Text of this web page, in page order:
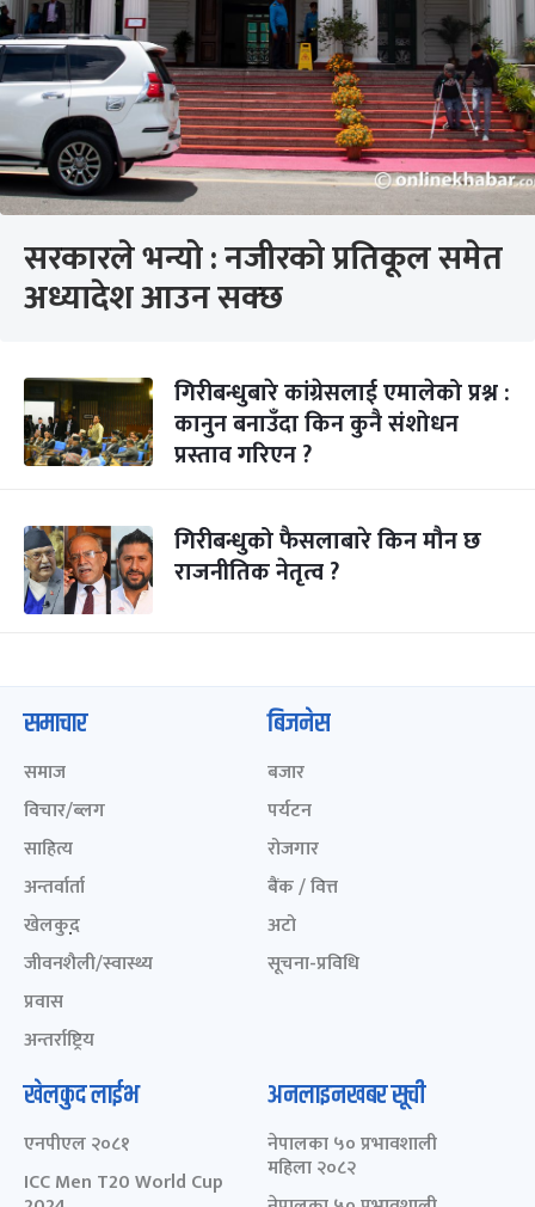
सरकारले भन्यो : नजीरको प्रतिकूल समेत
अध्यादेश आउन सक्छ
गिरीबन्धुबारे कांग्रेसलाई एमालेको प्रश्न :
कानुन बनाउँदा किन कुनै संशोधन
प्रस्ताव गरिएन ?
गिरीबन्धुको फैसलाबारे किन मौन छ
राजनीतिक नेतृत्व ?
समाचार
समाज
विचार/ब्लग
साहित्य
अन्तर्वार्ता
खेलकुद़़
जीवनशैली/स्वास्थ्य
प्रवास
अन्तर्राष्ट्रिय
बिजनेस
बजार
पर्यटन
रोजगार
बैंक / वित्त
अटो
सूचना-प्रविधि
खेलकुद लाईभ
एनपीएल २०८१
ICC Men T20 World Cup
अनलाइनखबर सूची
नेपालका ५० प्रभावशाली
महिला २०८२